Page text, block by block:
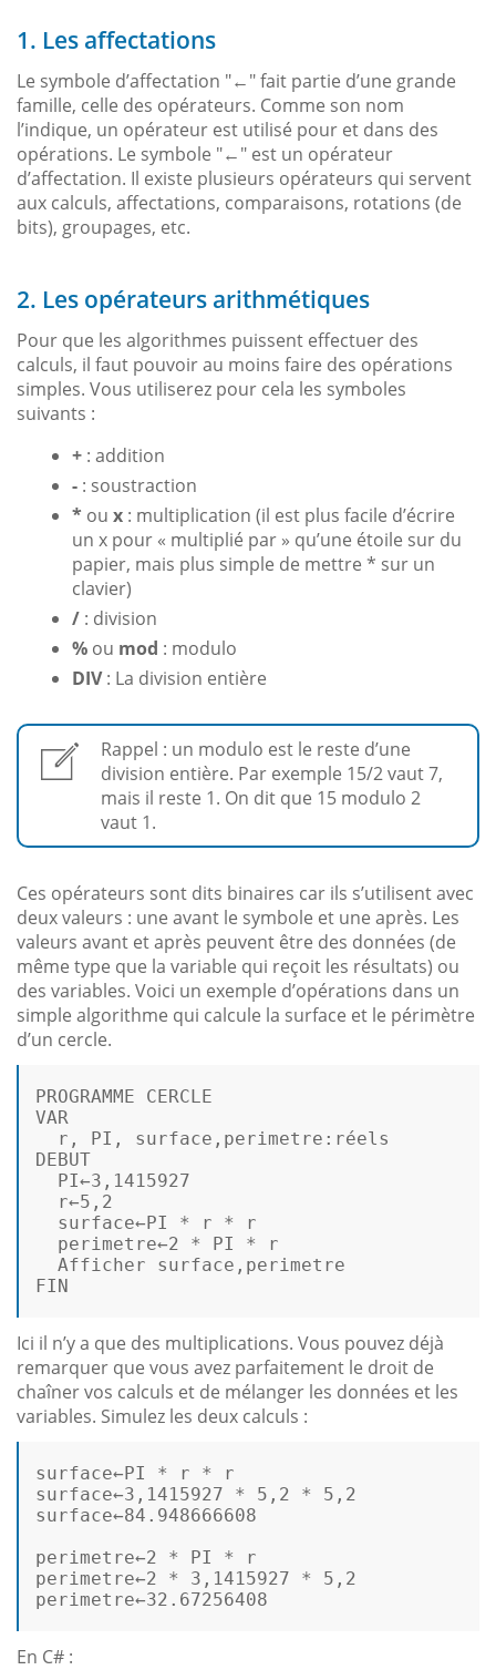
1. Les affectations
Le symbole d’affectation "← " fait partie d’une grande
famille, celle des opérateurs. Comme son nom
l’indique, un opérateur est utilisé pour et dans des
opérations. Le symbole "← " est un opérateur
d’affectation. Il existe plusieurs opérateurs qui servent
aux calculs, affectations, comparaisons, rotations (de
bits), groupages, etc.
2. Les opérateurs arithmétiques
Pour que les algorithmes puissent effectuer des
calculs, il faut pouvoir au moins faire des opérations
simples. Vous utiliserez pour cela les symboles
suivants :
+ : addition
- : soustraction
* ou x : multiplication (il est plus facile d’écrire
un x pour « multiplié par » qu’une étoile sur du
papier, mais plus simple de mettre * sur un
clavier)
/ : division
% ou mod : modulo
DIV: La division entière
Rappel : un modulo est le reste d’une
division entière. Par exemple 15/2 vaut 7,
mais il reste 1. On dit que 15 modulo 2
vaut 1.
Ces opérateurs sont dits binaires car ils s’utilisent avec
deux valeurs : une avant le symbole et une après. Les
valeurs avant et après peuvent être des données (de
même type que la variable qui reçoit les résultats) ou
des variables. Voici un exemple d’opérations dans un
simple algorithme qui calcule la surface et le périmètre
d’un cercle.
VAR
  r, PI, surface,perimetre:réels
DEBUT
  PI←
3 , 1415927
  r←
5 , 2
  surface←PI * r * r
  perimetre←
2 * PI * r
  Afficher surface,perimetre
FIN
Ici il n’y a que des multiplications. Vous pouvez déjà
remarquer que vous avez parfaitement le droit de
chaîner vos calculs et de mélanger les données et les
variables. Simulez les deux calculs :
surface←PI * r * r
surface←3,1415927 * 5,2 * 5,2
surface←84.948666608
perimetre←2 * PI * r
perimetre←2 * 3,1415927 * 5,2
perimetre←32.67256408
En C# :